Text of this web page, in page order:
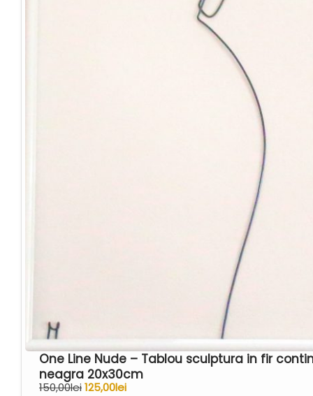
One Line Nude – Tablou sculptura in fir
neagra 20x30cm
150,00lei125,00lei